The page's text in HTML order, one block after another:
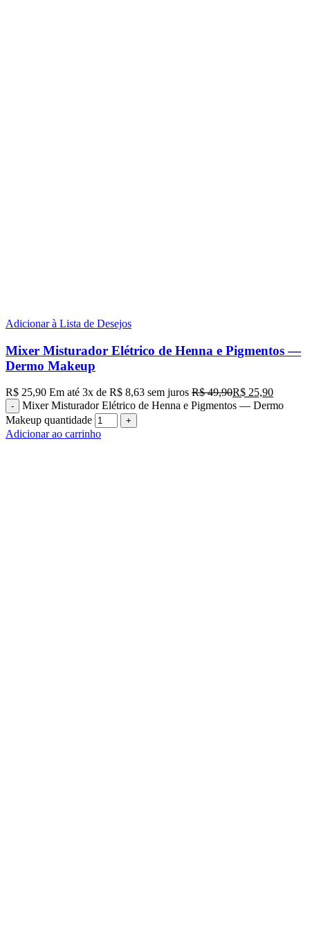
Adicionar à Lista de Desejos
Mixer Misturador Elétrico de Henna e Pigmentos —
Dermo Makeup
R$ 25,90 Em até 3x de R$ 8,63 sem juros R$49,90R$ 25,90
Mixer Misturador Elétrico de Henna e Pigmentos — Dermo
Makeup quantidade
Adicionar ao carrinho